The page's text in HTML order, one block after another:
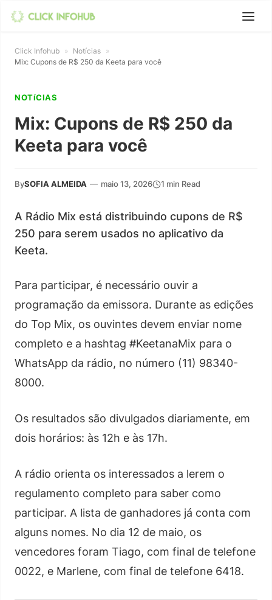
Click Infohub » Notícias »
Mix: Cupons de R$ 250 da Keeta para você
NOTíCIAS
Mix: Cupons de R$ 250 da
Keeta para você
BySOFIA ALMEIDA — maio 13, 2026 1 min Read
A Rádio Mix está distribuindo cupons de R$
250 para serem usados no aplicativo da
Keeta.
Para participar, é necessário ouvir a
programação da emissora. Durante as edições
do Top Mix, os ouvintes devem enviar nome
completo e a hashtag #KeetanaMix para o
WhatsApp da rádio, no número (11) 98340-
8000.
Os resultados são divulgados diariamente, em
dois horários: às 12h e às 17h.
A rádio orienta os interessados a lerem o
regulamento completo para saber como
participar. A lista de ganhadores já conta com
alguns nomes. No dia 12 de maio, os
vencedores foram Tiago, com final de telefone
0022, e Marlene, com final de telefone 6418.